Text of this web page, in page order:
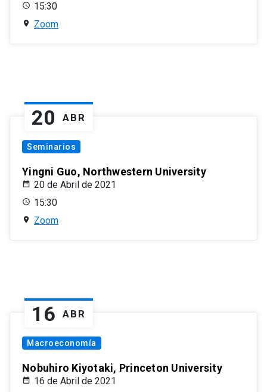
15:30
Zoom
20 ABR
Seminarios
Yingni Guo, Northwestern University
20 de Abril de 2021
15:30
Zoom
16 ABR
Macroeconomía
Nobuhiro Kiyotaki, Princeton University
16 de Abril de 2021